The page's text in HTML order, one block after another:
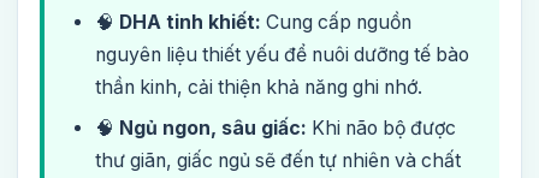
🧠 DHA tinh khiết: Cung cấp nguồn
nguyên liệu thiết yếu để nuôi dưỡng tế bào
thần kinh, cải thiện khả năng ghi nhớ.
🧠 Ngủ ngon, sâu giấc: Khi não bộ được
thư giãn, giấc ngủ sẽ đến tự nhiên và chất